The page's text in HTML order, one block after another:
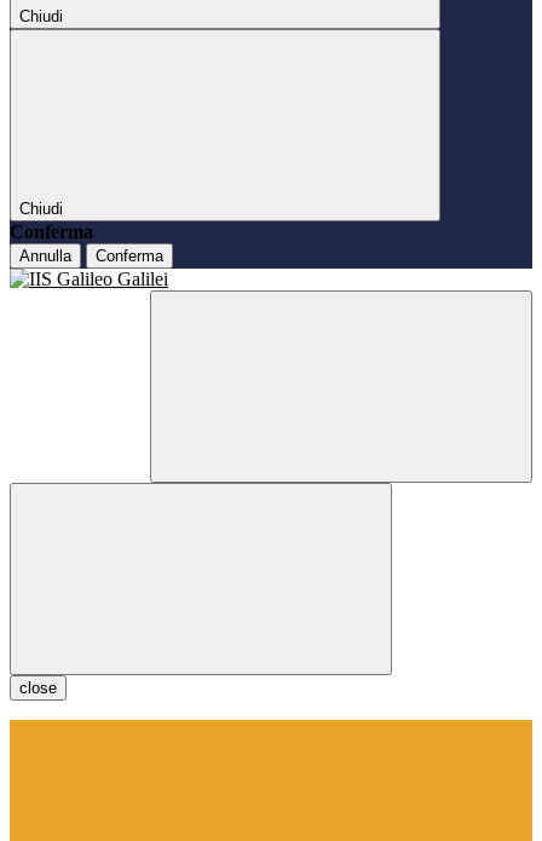
Chiudi
Chiudi
Conferma
Annulla Conferma
close